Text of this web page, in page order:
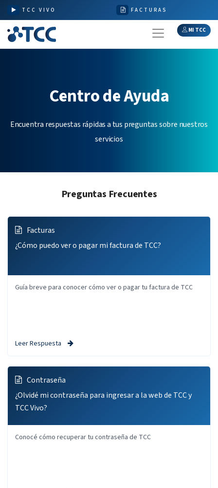
TCC VIVO FACTURAS
MI TCC
Centro de Ayuda
Encuentra respuestas rápidas a tus preguntas sobre nuestros
servicios
Preguntas Frecuentes
Facturas
¿Cómo puedo ver o pagar mi factura de TCC?
Guía breve para conocer cómo ver o pagar tu factura de TCC
Leer Respuesta
Contraseña
¿Olvidé mi contraseña para ingresar a la web de TCC y
TCC Vivo?
Conocé cómo recuperar tu contraseña de TCC